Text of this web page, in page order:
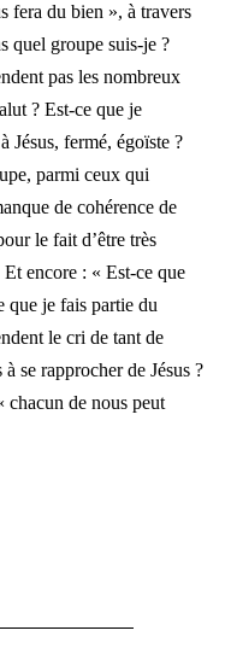
fera du bien », à travers
quel groupe suis-je ?
pas les nombreux
? Est-ce que je
Jésus, fermé, égoïste ?
parmi ceux qui
de cohérence de
le fait d’être très
encore : « Est-ce que
que je fais partie du
le cri de tant de
se rapprocher de Jésus ?
chacun de nous peut